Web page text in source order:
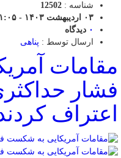
شناسه : 12502
۰۳ اردیبهشت ۱۴۰۳ - ۲۱:۰۵
۰ دیدگاه
ارسال توسط : پناهی
مقامات
فشار
اعتراف